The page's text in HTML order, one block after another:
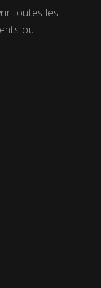
toutes les
ou